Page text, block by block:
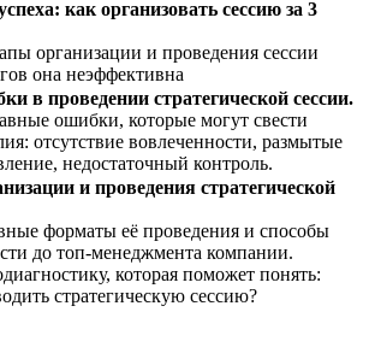
как организовать сессию за 3
организации и проведения сессии
она неэффективна
в проведении стратегической сессии.
ошибки, которые могут свести
отсутствие вовлеченности, размытые
недостаточный контроль.
и проведения стратегической
форматы её проведения и способы
до топ-менеджмента компании.
которая поможет понять:
стратегическую сессию?